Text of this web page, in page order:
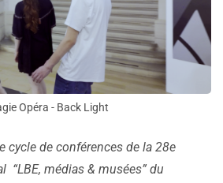
Opéra - Back Light
cycle de conférences de la 28e
“LBE, médias & musées” du